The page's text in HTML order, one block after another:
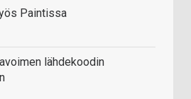
Paintissa
lähdekoodin